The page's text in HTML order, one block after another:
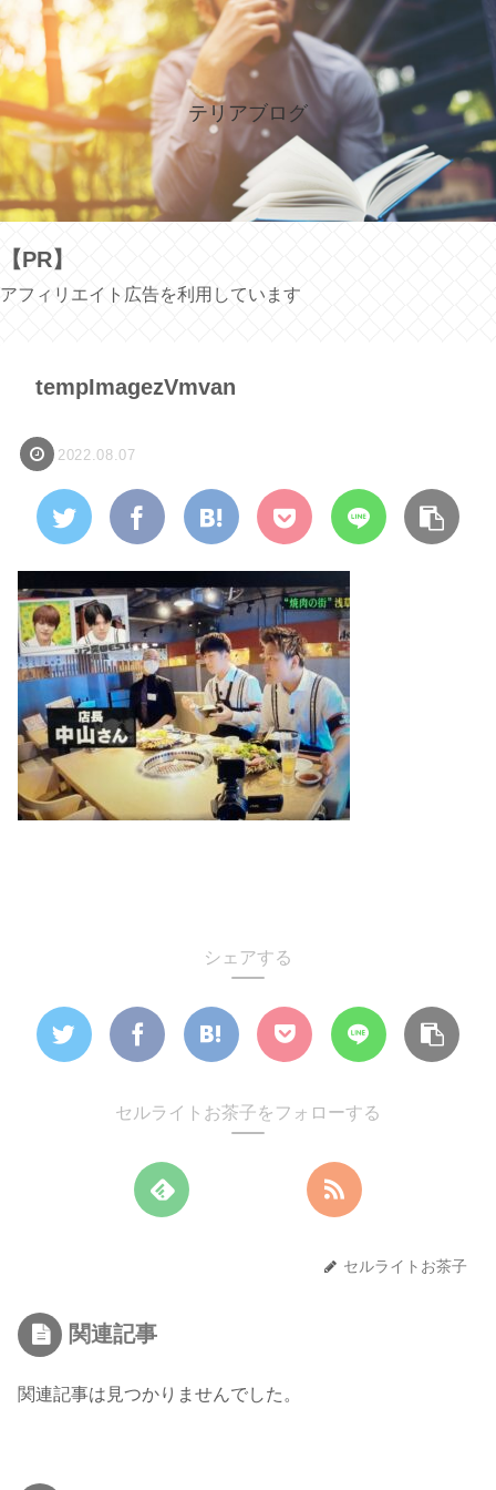
テリアブログ
【PR】
アフィリエイト広告を利用しています
tempImagezVmvan
2022.08.07
シェアする
セルライトお茶子をフォローする
セルライトお茶子
関連記事
関連記事は見つかりませんでした。